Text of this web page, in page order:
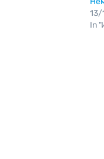
13/
In